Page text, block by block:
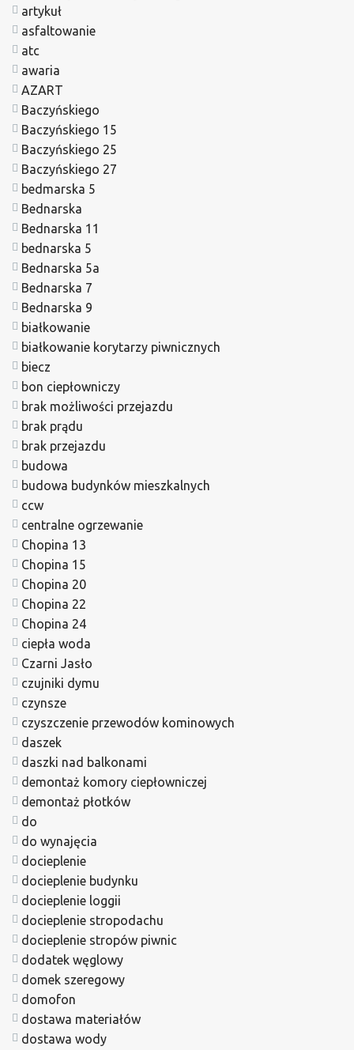
artykuł
asfaltowanie
atc
awaria
AZART
Baczyńskiego
Baczyńskiego 15
Baczyńskiego 25
Baczyńskiego 27
bedmarska 5
Bednarska
Bednarska 11
bednarska 5
Bednarska 5a
Bednarska 7
Bednarska 9
białkowanie
białkowanie korytarzy piwnicznych
biecz
bon ciepłowniczy
brak możliwości przejazdu
brak prądu
brak przejazdu
budowa
budowa budynków mieszkalnych
ccw
centralne ogrzewanie
Chopina 13
Chopina 15
Chopina 20
Chopina 22
Chopina 24
ciepła woda
Czarni Jasło
czujniki dymu
czynsze
czyszczenie przewodów kominowych
daszek
daszki nad balkonami
demontaż komory ciepłowniczej
demontaż płotków
do
do wynajęcia
docieplenie
docieplenie budynku
docieplenie loggii
docieplenie stropodachu
docieplenie stropów piwnic
dodatek węglowy
domek szeregowy
domofon
dostawa materiałów
dostawa wody